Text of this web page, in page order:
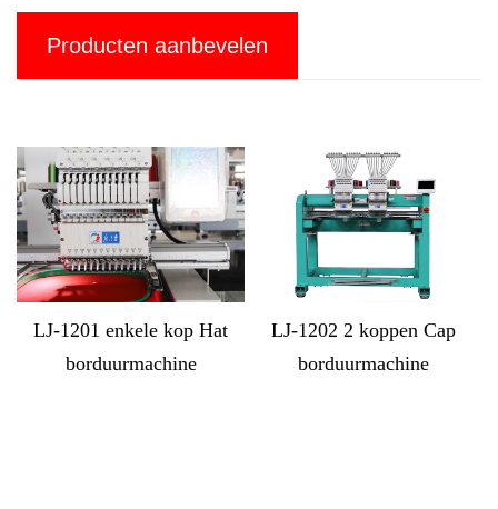
Producten aanbevelen
Hat
LJ-1202 2 koppen Cap
borduurmachine
LJ-MX1212 12
computergestuurde